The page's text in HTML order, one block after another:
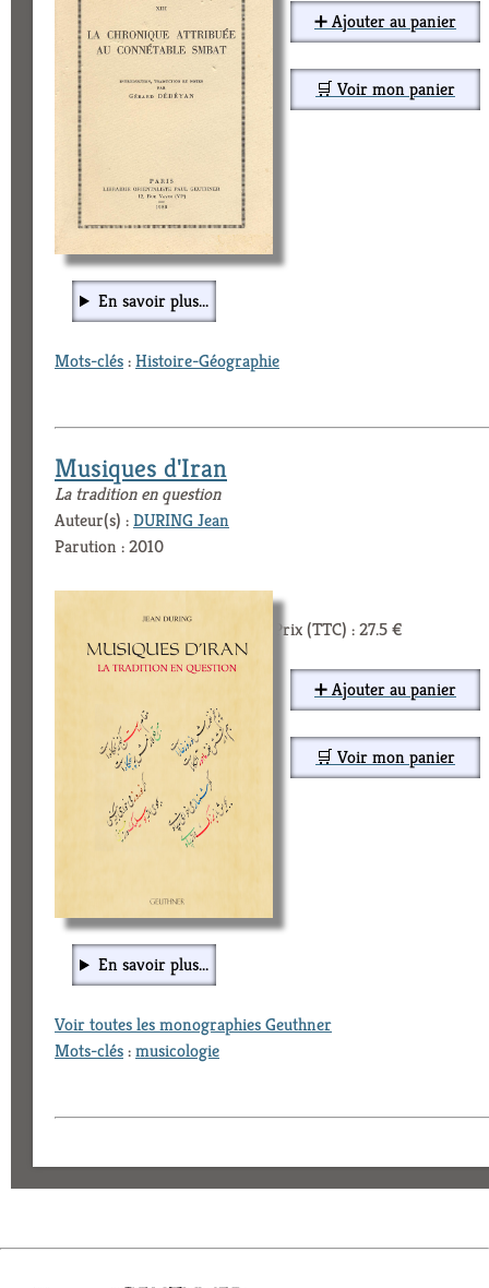
➕ Ajouter au panier
🛒 Voir mon panier
En savoir plus...
Mots-clés:Histoire-Géographie
Musiques d'Iran
La tradition en question
Auteur(s) :DURING Jean
Parution : 2010
Prix (TTC) : 27.5 €
➕ Ajouter au panier
🛒 Voir mon panier
En savoir plus...
Voir toutes les monographies Geuthner
Mots-clés:musicologie